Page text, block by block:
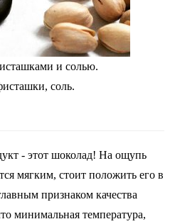
и солью.
соль.
- этот шоколад! На ощупь
мягким, стоит положить его в
признаком качества
минимальная температура,